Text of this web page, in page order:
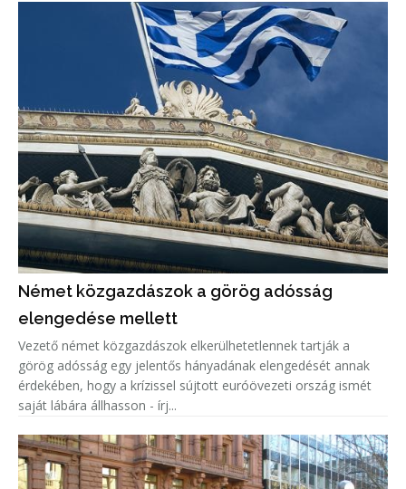
Német közgazdászok a görög adósság
elengedése mellett
Vezető német közgazdászok elkerülhetetlennek tartják a
görög adósság egy jelentős hányadának elengedését annak
érdekében, hogy a krízissel sújtott euróövezeti ország ismét
saját lábára állhasson - írj...